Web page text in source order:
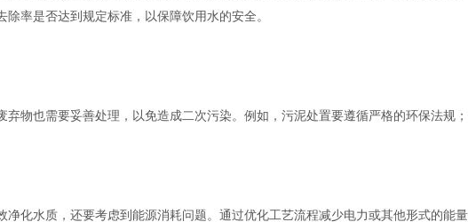
率是否达到规定标准，以保障饮用水的安全。
也需要妥善处理，以免造成二次污染。例如，污泥处置要遵循严格的环保法规
水质，还要考虑到能源消耗问题。通过优化工艺流程减少电力或其他形式的能